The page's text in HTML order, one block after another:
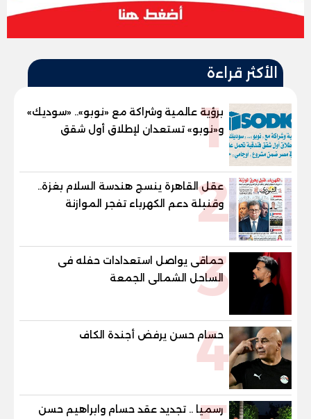
الأكثر قراءة
1
برؤية عالمية وشراكة مع «نوبو».. «سوديك»
و«نوبو» تستعدان لإطلاق أول شقق
فندقية تحمل علامة "نوبو" العالمية في
2
عقل القاهرة ينسج هندسة السلام بغزة..
وقنبلة دعم الكهرباء تفجر الموازنة
3
حماقى يواصل استعدادات حفله فى
الساحل الشمالى الجمعة
4
حسام حسن يرفض أجندة الكاف
رسميا .. تجديد عقد حسام وابراهيم حسن